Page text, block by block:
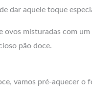
dar aquele toque
ovos misturadas com
pão doce.
vamos pré-aquecer